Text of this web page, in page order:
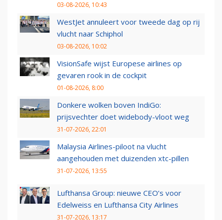
03-08-2026, 10:43
WestJet annuleert voor tweede dag op rij
vlucht naar Schiphol
03-08-2026, 10:02
VisionSafe wijst Europese airlines op
gevaren rook in de cockpit
01-08-2026, 8:00
Donkere wolken boven IndiGo:
prijsvechter doet widebody-vloot weg
31-07-2026, 22:01
Malaysia Airlines-piloot na vlucht
aangehouden met duizenden xtc-pillen
31-07-2026, 13:55
Lufthansa Group: nieuwe CEO’s voor
Edelweiss en Lufthansa City Airlines
31-07-2026, 13:17